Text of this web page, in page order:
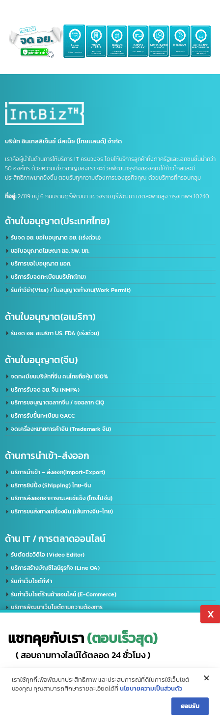
ฝากข้อความ
( รับข้อเสนอพิเศษ เจ้าหน้าที่จะติดต่อกลับลูกค้าโดยเร็วที่สุด )
บริการ :จดเครื่องหมายการค้าจีน (Trademark จีน)
เบอร์ติดต่อ
ติดต่อในนาม บริษัท / บุคคล
บริษัท
บุคคล
ข้อความ
ส่งข้อมูล
บริษัท อินเทลลิเจ็นซ์ บีสเน็ซ (ไทยเเลนด์) จำกัด
เราคือผู้นำในด้านการให้บริการ IT ครบวงจร โดยให้บริการลูกค้าทั้งภาครัฐและเอกชนชั้นนำ
50 องค์กร ด้วยความเชี่ยวชาญของเรา จะช่วยพัฒนาธุรกิจของคุณให้ก้าวไกลและมี
ประสิทธิภาพมากยิ่งขึ้น ตอบรับทุกความต้องการของธุรกิจคุณ ด้วยบริการที่ครอบคลุม
ที่อยู่:2/119 หมู่ 6 ถนนราษฏร์พัฒนา แขวงราษฏร์พัฒนา เขตสะพานสูง กรุงเทพฯ 10240
ด้านใบอนุญาต(ประเทศไทย)
รับจด อย. ขอใบอนุญาต อย. (เร่งด่วน)
ขอใบอนุญาตโฆษณา ฆอ. ฆพ. ฆท.
บริการขอใบอนุญาต มอก.
รับทำวีซ่า(Visa) / ใบอนุญาตทำงาน(Work Permit)
รับจด​ อย.​ อเมริกา US. FDA​ (เร่งด่วน)
แชทคุยกับเรา(ตอบเร็วสุด)
( สอบถามทางไลน์ได้ตลอด 24 ชั่วโมง )
แอดไลน์
สายด่วน (10 คู่สาย)